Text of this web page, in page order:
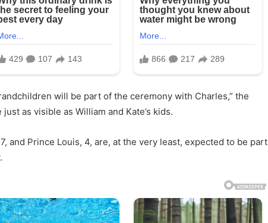
will be part of the ceremony with Charles,” the
as visible as William and Kate’s kids.
and Prince Louis, 4, are, at the very least, expected to be part